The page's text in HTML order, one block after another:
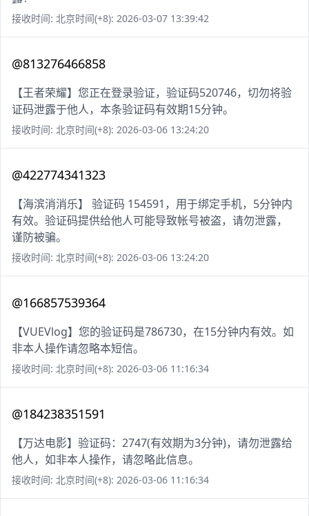
接收时间: 北京时间(+8): 2026-03-07 13:39:42
@813276466858
【王者荣耀】您正在登录验证，验证码520746，切勿将验
证码泄露于他人，本条验证码有效期15分钟。
接收时间: 北京时间(+8): 2026-03-06 13:24:20
@422774341323
【海滨消消乐】 验证码 154591，用于绑定手机，5分钟内
有效。验证码提供给他人可能导致帐号被盗，请勿泄露，
谨防被骗。
接收时间: 北京时间(+8): 2026-03-06 13:24:20
@166857539364
【VUEVlog】您的验证码是786730，在15分钟内有效。如
非本人操作请忽略本短信。
接收时间: 北京时间(+8): 2026-03-06 11:16:34
@184238351591
【万达电影】验证码：2747(有效期为3分钟)，请勿泄露给
他人，如非本人操作，请忽略此信息。
接收时间: 北京时间(+8): 2026-03-06 11:16:34